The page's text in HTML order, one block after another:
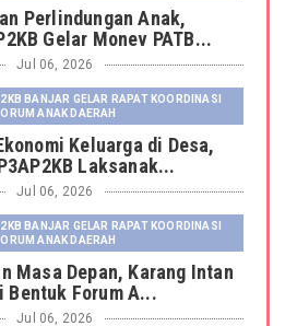
Perlindungan Anak,
Gelar Monev PATB...
Jul 06, 2026
BANJAR GELAR RAPAT KOORDINASI
ANAK DAERAH
Keluarga di Desa,
Laksanak...
Jul 06, 2026
BANJAR GELAR RAPAT KOORDINASI
ANAK DAERAH
Masa Depan, Karang Intan
Bentuk Forum A...
Jul 06, 2026